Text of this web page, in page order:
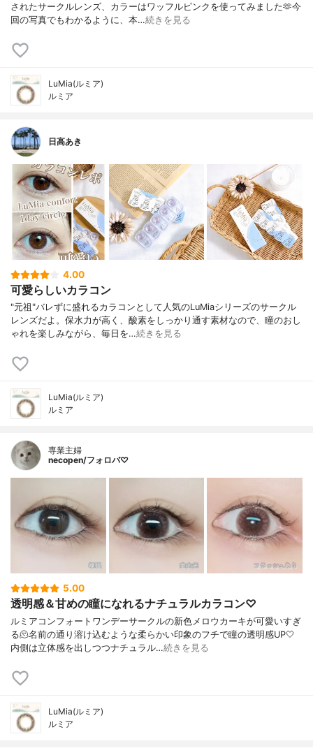
されたサークルレンズ、カラーはワッフルピンクを使ってみました🫶今
回の写真でもわかるように、本…続きを見る
LuMia(ルミア)
ルミア
日高あき
4.00
可愛らしいカラコン
"元祖"バレずに盛れるカラコンとして人気のLuMiaシリーズのサークル
レンズだよ。保水力が高く、酸素をしっかり通す素材なので、瞳のおし
ゃれを楽しみながら、毎日を…続きを見る
LuMia(ルミア)
ルミア
専業主婦
necopen/フォロバ♡
5.00
透明感＆甘めの瞳になれるナチュラルカラコン♡
ルミアコンフォートワンデーサークルの新色メロウカーキが可愛いすぎ
る🫠名前の通り溶け込むような柔らかい印象のフチで瞳の透明感UP🤍
内側は立体感を出しつつナチュラル…続きを見る
LuMia(ルミア)
ルミア